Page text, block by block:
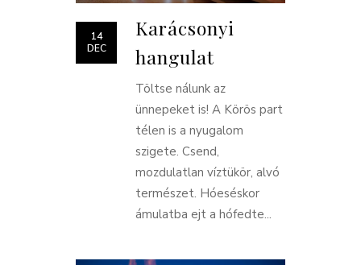
14
DEC
Karácsonyi
hangulat
Töltse nálunk az
ünnepeket is! A Körös part
télen is a nyugalom
szigete. Csend,
mozdulatlan víztükör, alvó
természet. Hóeséskor
ámulatba ejt a hófedte...